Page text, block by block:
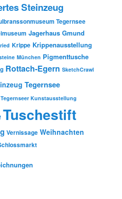
Steinzeug
Tegernsee
Jagerhaus Gmund
Krippe Krippenausstellung
München Pigmenttusche
Rottach-Egern SketchCrawl
Tegernsee
Tegernseer Kunstausstellung
Tuschestift
Vernissage Weihnachten